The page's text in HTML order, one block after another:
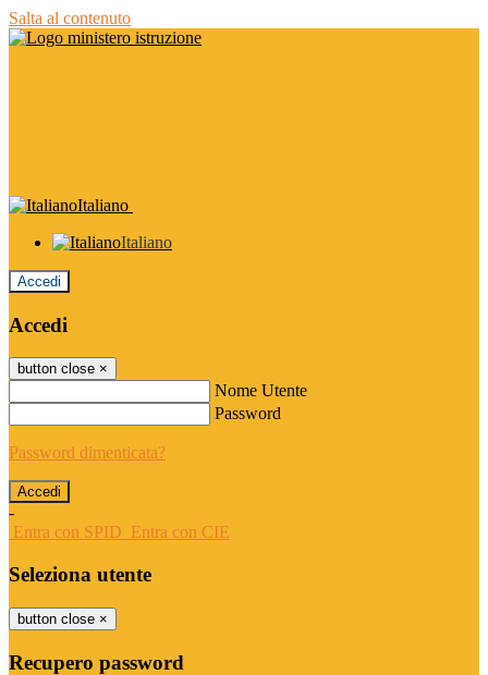
Salta al contenuto
Italiano
Italiano
Accedi
Accedi
button close ×
Nome Utente
Password
Password dimenticata?
-
Entra con SPID Entra con CIE
Seleziona utente
button close ×
Recupero password